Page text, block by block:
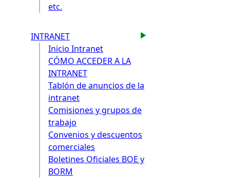
etc.
INTRANET
Inicio Intranet
CÓMO ACCEDER A LA
INTRANET
Tablón de anuncios de la
intranet
Comisiones y grupos de
trabajo
Convenios y descuentos
comerciales
Boletines Oficiales BOE y
BORM